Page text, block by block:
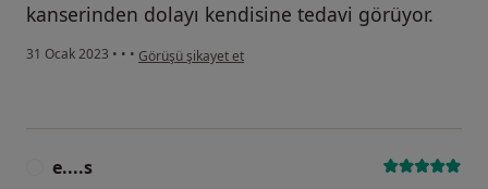
kanserinden dolayı kendisine tedavi görüyor.
31 Ocak 2023 • • • kullanıcının görüşüne göre o....k
Görüşü şikayet et
e....s